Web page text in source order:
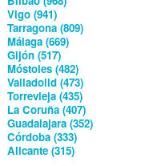
Vigo (941)
Tarragona (809)
Málaga (669)
Gijón (517)
Móstoles (482)
Valladolid (473)
Torrevieja (435)
La Coruña (407)
Guadalajara (352)
Córdoba (333)
Alicante (315)